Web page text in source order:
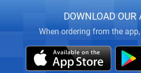
DOWNLOAD OUR
When ordering from the